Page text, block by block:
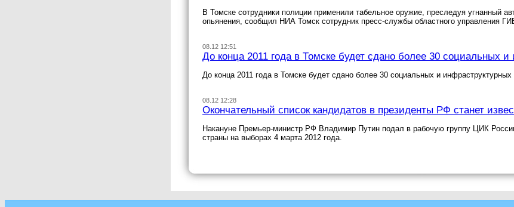
В Томске сотрудники полиции применили табельное оружие, преследуя угнанный
опьянения, сообщил НИА Томск сотрудник пресс-службы областного управления
08.12 12:51
До конца 2011 года в Томске будет сдано более 30 социальных и
До конца 2011 года в Томске будет сдано более 30 социальных и
08.12 12:28
Окончательный список кандидатов в президенты РФ станет
Накануне Премьер-министр РФ Владимир Путин подал в рабочую группу ЦИК
страны на выборах 4 марта 2012 года.